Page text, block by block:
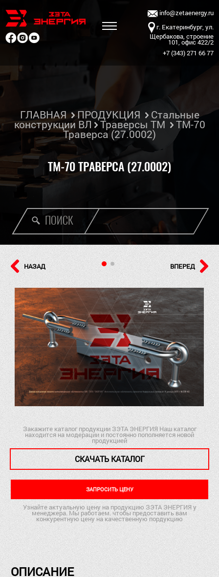
info@zetaenergy.ru
г. Екатеринбург, ул.
Щербакова, строение
101, офис 422/2
+7 (343) 271 66 77
ПОИСК
ГЛАВНАЯ ПРОДУКЦИЯ Стальные
конструкции ВЛ Траверсы ТМ ТМ-70
Траверса (27.0002)
ТМ-70 ТРАВЕРСА (27.0002)
НАЗАД ВПЕРЕД
Закажите каталог продукции ЗЭТА ЭНЕРГИЯ Наш каталог
находится на модерации и постоянно пополняется новой
продукцией
СКАЧАТЬ КАТАЛОГ
ЗАПРОСИТЬ ЦЕНУ
Узнайте актуальную цену на продукцию ЗЭТА ЭНЕРГИЯ у
менеджера. Мы работаем. чтобы предоставить вам
конкурентную цену на качественную пордукцию
ОПИСАНИЕ